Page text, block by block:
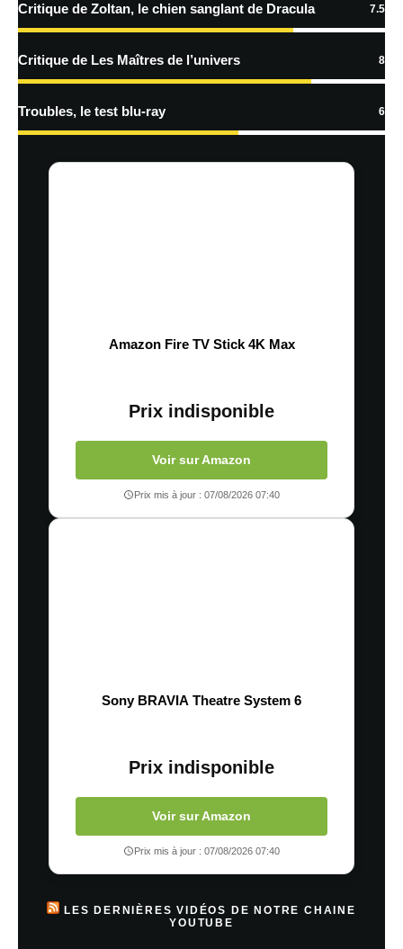
mon prochain commentaire.
plus sur la façon dont les données de vos commentaires sont
Critique de Zoltan, le chien sanglant de Dracula 7.5
Critique de Les Maîtres de l’univers 8
Troubles, le test blu-ray 6
Amazon Fire TV Stick 4K Max
Prix indisponible
Voir sur Amazon
Prix mis à jour : 07/08/2026 07:40
Sony BRAVIA Theatre System 6
Prix indisponible
Voir sur Amazon
Prix mis à jour : 07/08/2026 07:40
LES DERNIÈRES VIDÉOS DE NOTRE CHAINE
YOUTUBE